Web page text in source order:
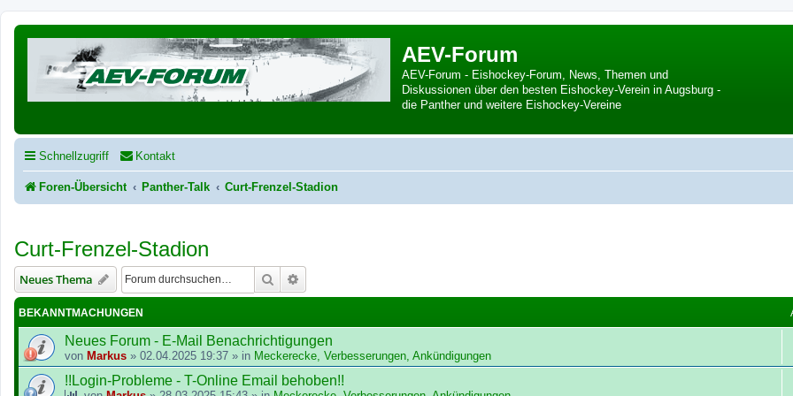
AEV-Forum
AEV-Forum - Eishockey-Forum, News, Themen und
Diskussionen über den besten Eishockey-Verein in Augsburg -
die Panther und weitere Eishockey-Vereine
Schnellzugriff Kontakt
Foren-Übersicht Panther-Talk Curt-Frenzel-Stadion
Curt-Frenzel-Stadion
Neues Thema Suche
BEKANNTMACHUNGEN
Neues Forum - E-Mail Benachrichtigungen
von Markus » 02.04.2025 19:37 » in Meckerecke, Verbesserungen, Ankündigungen
!!Login-Probleme - T-Online Email behoben!!